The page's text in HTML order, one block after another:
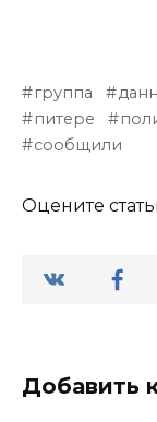
группа
питере
сообщили
Оцените
Добавить